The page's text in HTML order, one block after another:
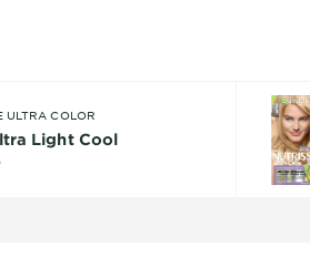
ULTRA COLOR
Light Cool